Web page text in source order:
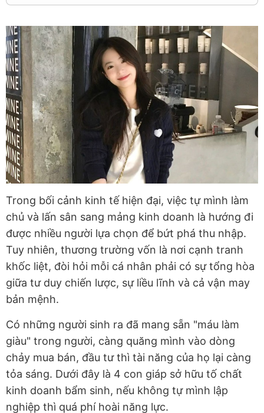
Trong bối cảnh kinh tế hiện đại, việc tự mình làm
chủ và lấn sân sang mảng kinh doanh là hướng đi
được nhiều người lựa chọn để bứt phá thu nhập.
Tuy nhiên, thương trường vốn là nơi cạnh tranh
khốc liệt, đòi hỏi mỗi cá nhân phải có sự tổng hòa
giữa tư duy chiến lược, sự liều lĩnh và cả vận may
bản mệnh.
Có những người sinh ra đã mang sẵn "máu làm
giàu" trong người, càng quăng mình vào dòng
chảy mua bán, đầu tư thì tài năng của họ lại càng
tỏa sáng. Dưới đây là 4 con giáp sở hữu tố chất
kinh doanh bẩm sinh, nếu không tự mình lập
nghiệp thì quá phí hoài năng lực.